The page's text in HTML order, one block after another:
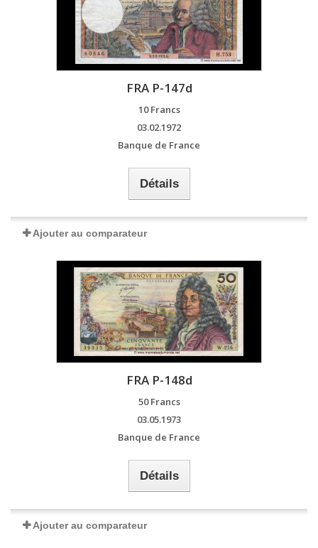
FRA P-147d
10 Francs
03.02.1972
Banque de France
Détails
Ajouter au comparateur
FRA P-148d
50 Francs
03.05.1973
Banque de France
Détails
Ajouter au comparateur